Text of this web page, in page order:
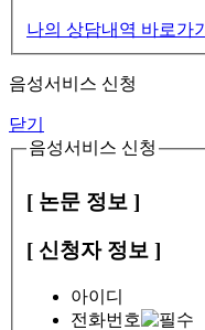
나의 상담내역 바로가기
음성서비스 신청
닫기
음성서비스 신청
[ 논문 정보 ]
[ 신청자 정보 ]
아이디
전화번호